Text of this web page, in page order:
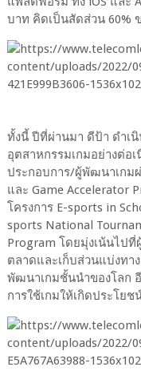
บาท คิดเป็นสัดส่วน 60%
ทั้งนี้ ปีที่ผ่านมา ดีป้า ดำเนิ
อุตสาหกรรมเกมอย่างต่อ
ประกอบการ/ผู้พัฒนาเกมผ่
และ Game Accelerator
โครงการ E-sports in
sports National
Program โดยมุ่งเน้นไปที่
ตลาดและเก็บส่วนแบ่งทา
พัฒนาเกมชั้นนำของโลก
การใช้เกมให้เกิดประโย